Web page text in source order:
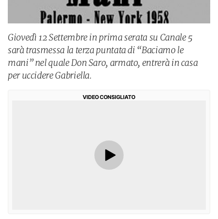
Giovedì 12 Settembre in prima serata su Canale 5
sarà trasmessa la terza puntata di “Baciamo le
mani” nel quale Don Saro, armato, entrerà in casa
per uccidere Gabriella.
VIDEO CONSIGLIATO